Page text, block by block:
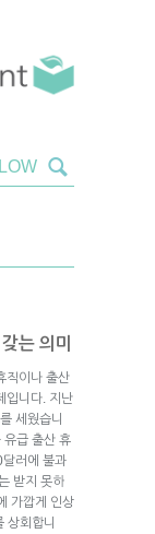
는 의미
직이나 출산
입니다. 지난
세웠습니
유급 출산 휴
러에 불과
받지 못하
가깝게 인상
상회합니